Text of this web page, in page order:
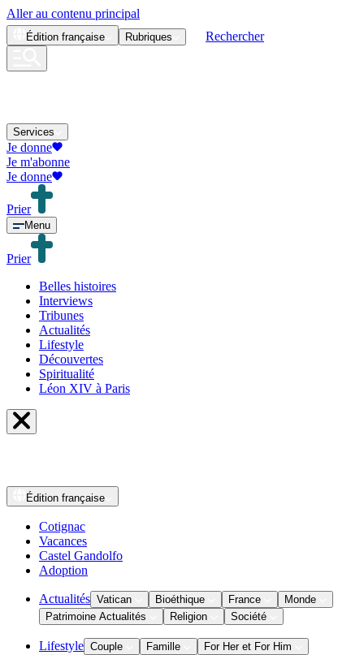
Aller au contenu principal
Édition française Rubriques Rechercher
Services
Je donne
Je m'abonne
Je donne
Prier
Menu
Prier
Belles histoires
Interviews
Tribunes
Actualités
Lifestyle
Découvertes
Spiritualité
Léon XIV à Paris
Édition française
Cotignac
Vacances
Castel Gandolfo
Adoption
Actualités Vatican Bioéthique France
Monde
Patrimoine Actualités
Religion Société
Lifestyle Couple Famille
For Her et For Him